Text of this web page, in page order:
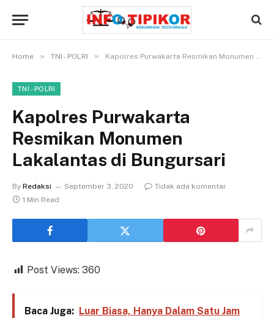
Home » TNI - POLRI » Kapolres Purwakarta Resmikan Monumen Lakalantas di Bungursari
TNI - POLRI
Kapolres Purwakarta
Resmikan Monumen
Lakalantas di Bungursari
By Redaksi September 3, 2020
Tidak ada komentar
1 Min Read
Post Views: 360
Baca Juga: Luar Biasa, Hanya Dalam Satu Jam